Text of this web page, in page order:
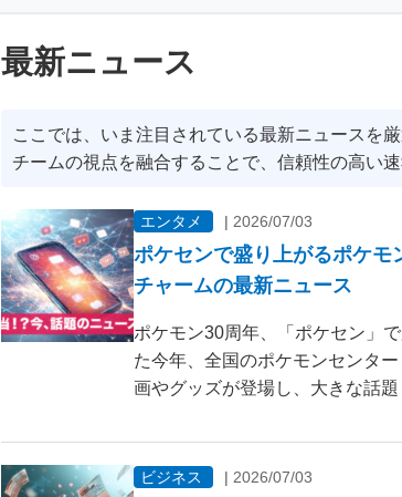
最新ニュース
ここでは、いま注目されている最新ニュースを
チームの視点を融合することで、信頼性の高い
エンタメ | 2026/07/03
ポケセンで盛り上がるポケ
チャームの最新ニュース
ポケモン30周年、「ポケセン」
た今年、全国のポケモンセンタ
画やグッズが登場し、大きな話
ビジネス | 2026/07/03